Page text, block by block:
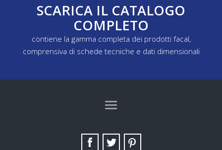
SCARICA IL CATALOGO
COMPLETO
contiene la gamma completa dei prodotti facal,
comprensiva di schede tecniche e dati dimensionali